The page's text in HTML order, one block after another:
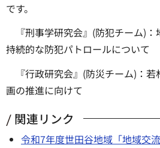
です。
『刑事学研究会』(防犯チーム)
持続的な防犯パトロールについて
『行政研究会』(防災チーム)：
画の推進に向けて
関連リンク
令和7年度世田谷地域「地域交流